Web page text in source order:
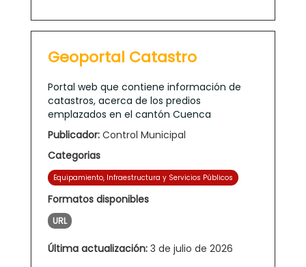
Geoportal Catastro
Portal web que contiene información de
catastros, acerca de los predios
emplazados en el cantón Cuenca
Publicador: Control Municipal
Categorias
Equipamiento, Infraestructura y Servicios Públicos
Formatos disponibles
URL
Última actualización: 3 de julio de 2026